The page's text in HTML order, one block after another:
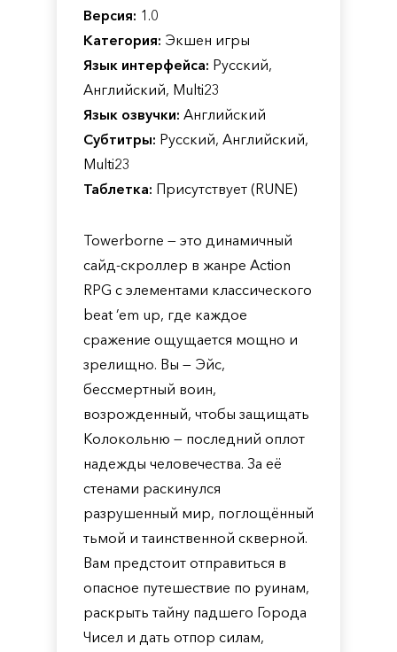
Версия: 1.0
Категория: Экшен игры
Язык интерфейса: Русский,
Английский, Multi23
Язык озвучки: Английский
Субтитры: Русский, Английский,
Multi23
Таблетка: Присутствует (RUNE)
Towerborne — это динамичный
сайд-скроллер в жанре Action
RPG с элементами классического
beat ’em up, где каждое
сражение ощущается мощно и
зрелищно. Вы — Эйс,
бессмертный воин,
возрожденный, чтобы защищать
Колокольню — последний оплот
надежды человечества. За её
стенами раскинулся
разрушенный мир, поглощённый
тьмой и таинственной скверной.
Вам предстоит отправиться в
опасное путешествие по руинам,
раскрыть тайну падшего Города
Чисел и дать отпор силам,